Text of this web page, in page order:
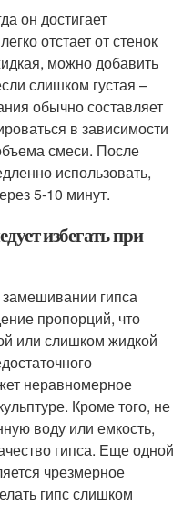
он достигает
отстает от стенок
можно добавить
слишком густая –
обычно составляет
в зависимости
смеси. После
использовать,
5-10 минут.
избегать при
гипса
пропорций, что
или слишком жидкой
неравномерное
Кроме того, не
воду или емкость,
гипса. Еще одной
чрезмерное
гипс слишком